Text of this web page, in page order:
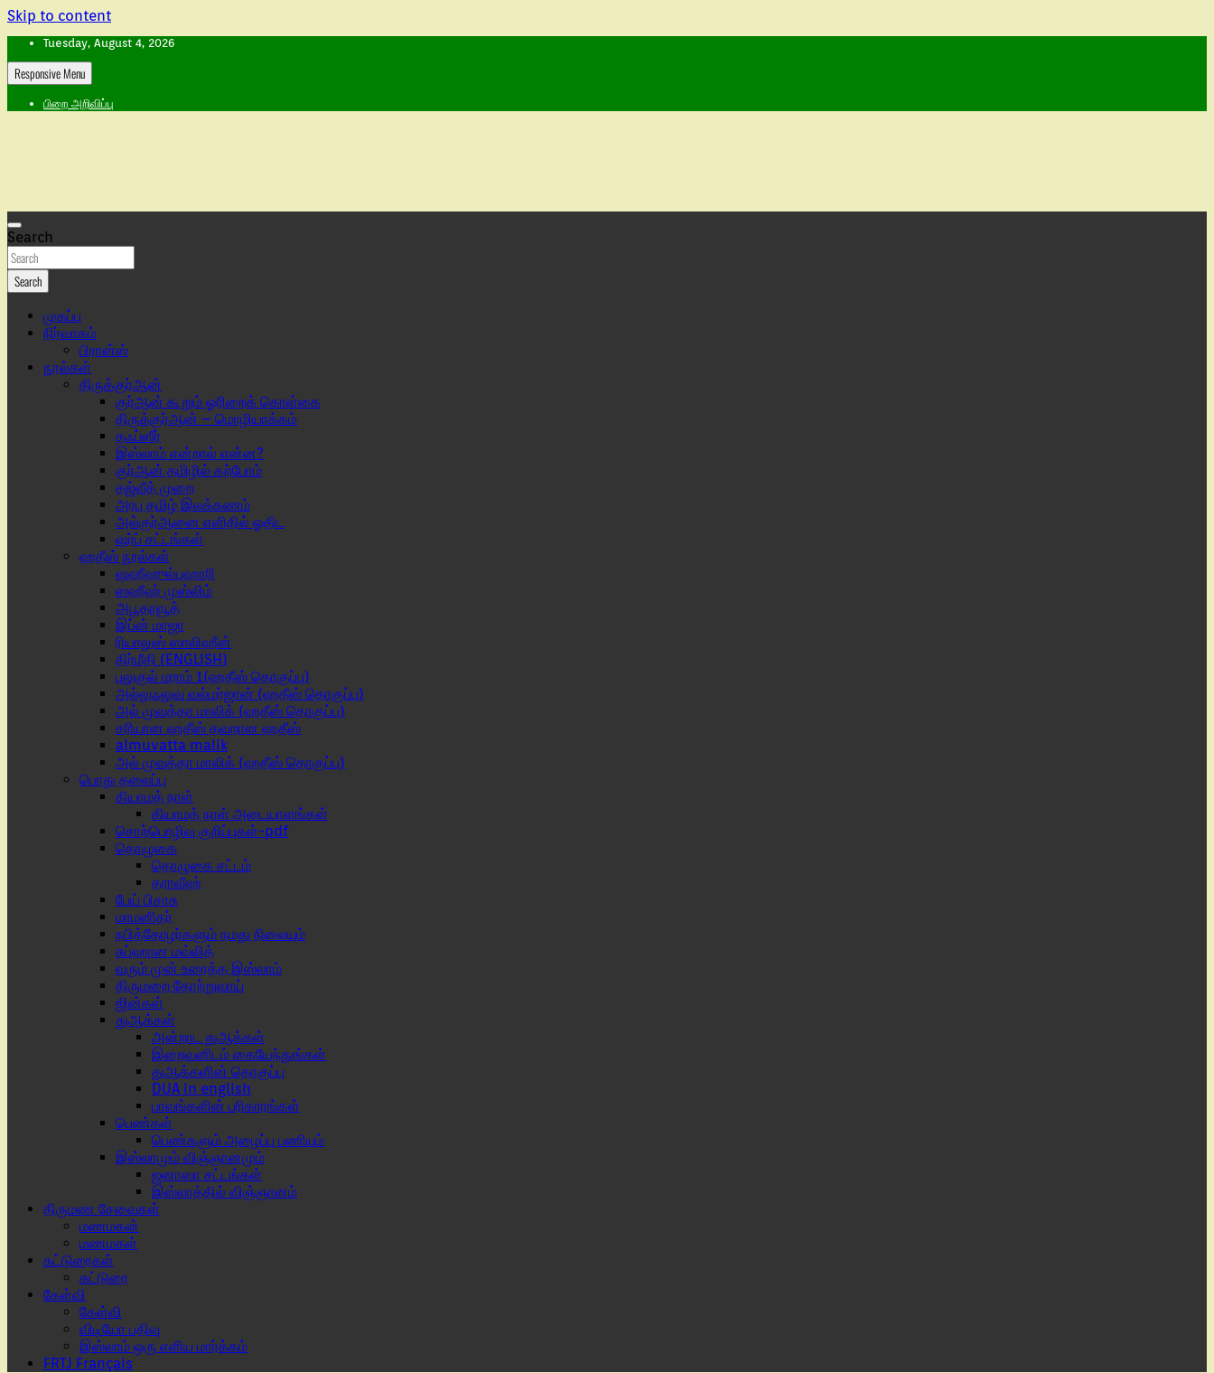
Skip to content
Tuesday, August 4, 2026
Responsive Menu
பிறை அறிவிப்பு
Search
Search
முகப்பு
நிர்வாகம்
பிரான்ஸ்
நூல்கள்
திருக்குர்ஆன்
குர்ஆன் கூறும் ஓரிறைக் கொள்கை
திருக்குர்ஆன் – மொழியாக்கம்
தஃப்ஸீர்
இஸ்லாம் என்றால் என்ன?
குர்ஆன் தமிழில் கற்போம்
தஜ்வீத் முறை
அரபு தமிழ் இலக்கணம்
அல்குர்ஆனை எளிதில் ஓதிட
ஷர்ப் சட்டங்கள்
ஹதீஸ் நூல்கள்
ஷஹீஹுல்புஹாரி
ஸஹீஹ் முஸ்லிம்
அபூதாவூத்
இப்ன் மாஜா
ரியாலுஸ் ஸாலிஹீன்
திர்மீதி (ENGLISH)
புலுகுல் மராம் 1(ஹதீஸ் தொகுப்பு)
அல்லுஃலுவு வல்மர்ஜான் (ஹதீஸ் தொகுப்பு)
அல் முவத்தா மாலிக் (ஹதீஸ் தொகுப்பு)
சரியான ஹதீஸ் தவறான ஹதீஸ்
almuvatta malik
அல் முவத்தா மாலிக் (ஹதீஸ் தொகுப்பு)
பொது தலைப்பு
கியாமத் நாள்
கியாமத் நாள் அடையாளங்கள்
சொற்பொழிவு குறிப்புகள்-pdf
தொழுகை
தொழுகை சட்டம்
தராவீஹ்
பேய் பிசாசு
மாமனிதர்
நபித்தோழர்களும் நமது நிலையும்
சுப்ஹான மவ்லித்
வரும் முன் உரைத்த இஸ்லாம்
திருமறை தோற்றுவாய்
ஜின்கள்
துஆக்கள்
அன்றாட துஆக்கள்
இறைவனிடம் கையேந்துங்கள்
துஆக்களின் தொகுப்பு
DUA in english
பாவங்களின் பரிகாரங்கள்
பெண்கள்
பெண்களும் அழைப்பு பணியும்
இஸ்லாமும் விஞ்ஞானமும்
ஜனாஸா சட்டங்கள்
இஸ்லாத்தில் விஞ்ஞானம்
திருமண சேவைகள்
மணமகன்
மணமகள்
கட்டுரைகள்
கட்டுரை
கேள்வி
கேள்வி
விடியோ பதிவு
இஸ்லாம் ஒரு எளிய மார்க்கம்
FRTJ Français